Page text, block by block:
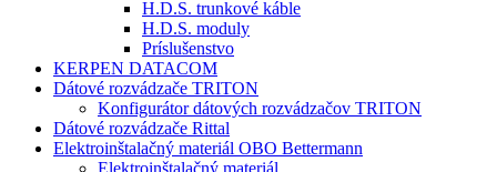
H.D.S. trunkové káble
H.D.S. moduly
Príslušenstvo
KERPEN DATACOM
Dátové rozvádzače TRITON
Konfigurátor dátových rozvádzačov TRITON
Dátové rozvádzače Rittal
Elektroinštalačný materiál OBO Bettermann
Elektroinštalačný materiál